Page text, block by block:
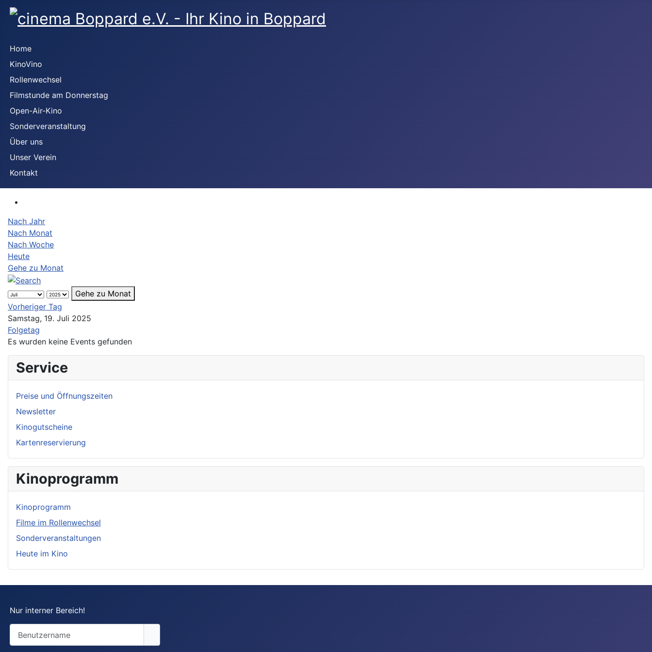
Home
KinoVino
Rollenwechsel
Filmstunde am Donnerstag
Open-Air-Kino
Sonderveranstaltung
Über uns
Unser Verein
Kontakt
Nach Jahr
Nach Monat
Nach Woche
Heute
Gehe zu Monat
Gehe zu Monat
Vorheriger Tag
Samstag, 19. Juli 2025
Folgetag
Es wurden keine Events gefunden
Service
Preise und Öffnungszeiten
Newsletter
Kinogutscheine
Kartenreservierung
Kinoprogramm
Kinoprogramm
Filme im Rollenwechsel
Sonderveranstaltungen
Heute im Kino
Nur interner Bereich!
Benutzername